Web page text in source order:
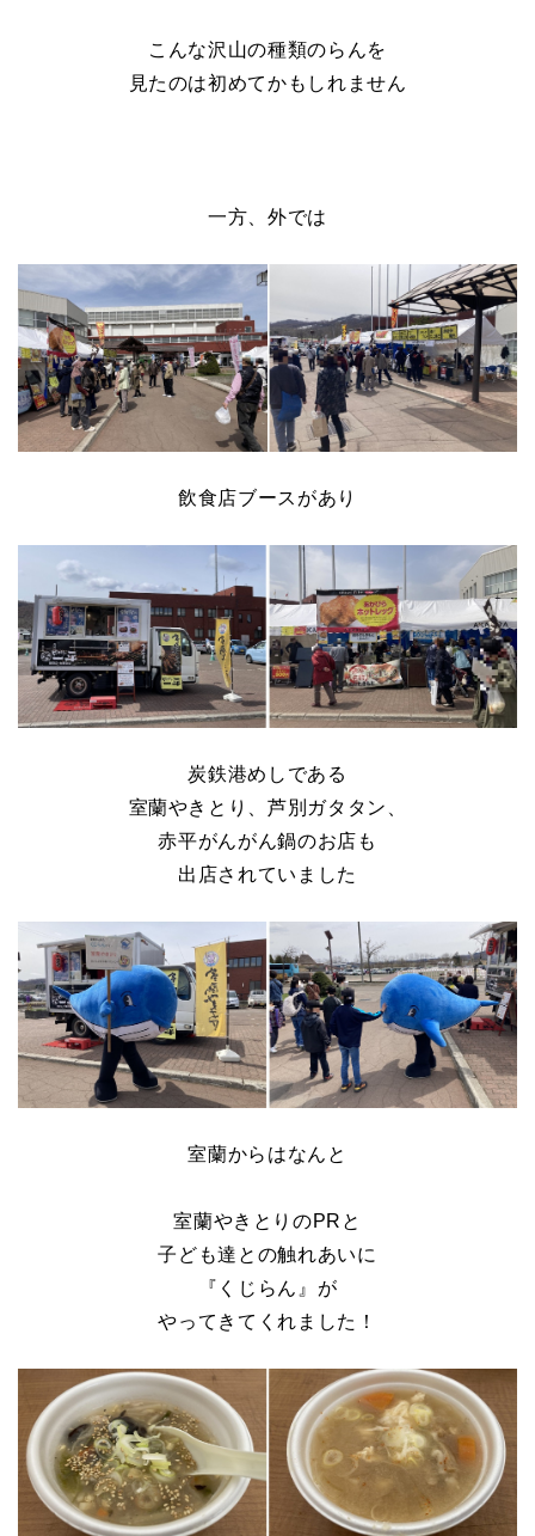
こんな沢山の種類のらんを
見たのは初めてかもしれません
一方、外では
飲食店ブースがあり
炭鉄港めしである
室蘭やきとり、芦別ガタタン、
赤平がんがん鍋のお店も
出店されていました
室蘭からはなんと
室蘭やきとりのPRと
子ども達との触れあいに
『くじらん』が
やってきてくれました！